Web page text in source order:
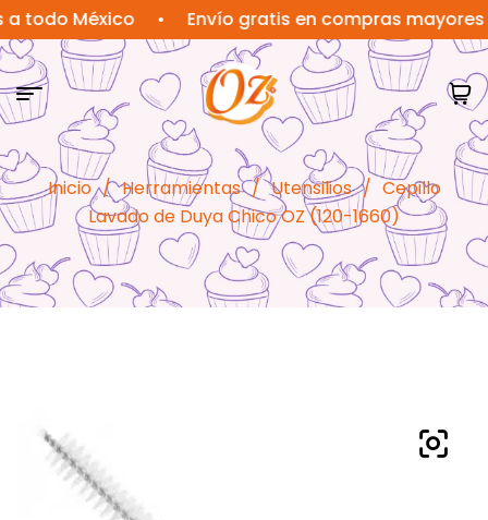
México • Envío gratis en compras mayores a
Inicio / Herramientas / Utensilios / Cepillo
Lavado de Duya Chico OZ (120-1660)